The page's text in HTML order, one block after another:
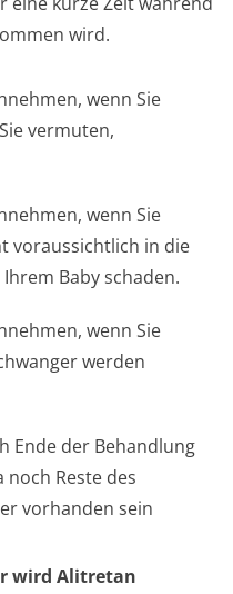
wird.
wenn Sie
vermuten,
wenn Sie
voraussichtlich in die
Baby schaden.
wenn Sie
werden
Ende der Behandlung
Reste des
vorhanden sein
wird Alitretan